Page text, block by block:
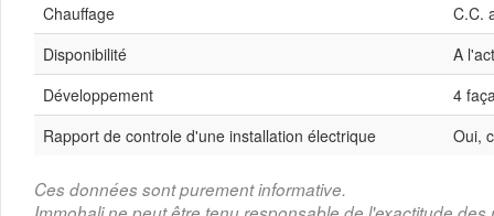
Chauffage
C.C.
Disponibilité
A
Développement
4
Rapport de controle d'une installation électrique
Oui,
Ces données sont purement informative.